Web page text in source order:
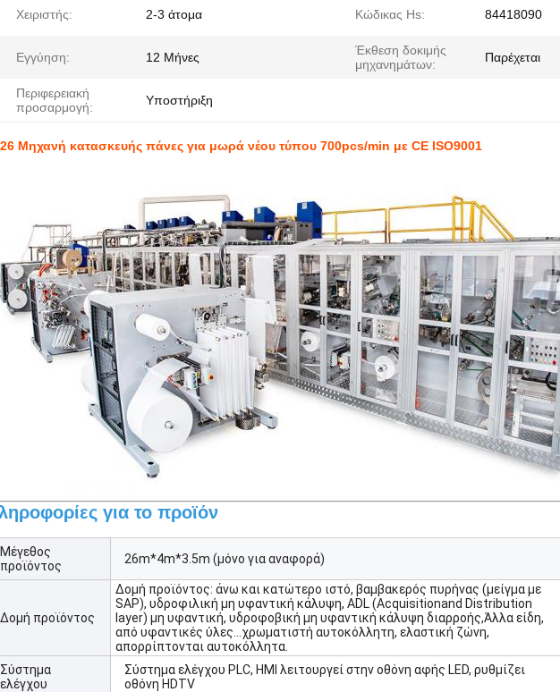
Χειριστής: 2-3 άτομα Κώδικας Hs: 84418090
Εγγύηση: 12 Μήνες
Έκθεση δοκιμής
μηχανημάτων:
Παρέχεται
Περιφερειακή
προσαρμογή:
Υποστήριξη
Μηχανή κατασκευής πάνες για μωρά νέου τύπου 700pcs/min με CE ISO9001
για το προϊόν
Μέγεθος
προϊόντος
26m*4m*3.5m (μόνο για αναφορά)
Δομή προϊόντος
Δομή προϊόντος: άνω και κατώτερο ιστό, βαμβακερός πυρήνας (μείγμα με
SAP), υδροφιλική μη υφαντική κάλυψη, ADL (Acquisitionand Distribution
layer) μη υφαντική, υδροφοβική μη υφαντική κάλυψη διαρροής,Άλλα είδη,
από υφαντικές ύλες...χρωματιστή αυτοκόλλητη, ελαστική ζώνη,
απορρίπτονται αυτοκόλλητα.
Σύστημα
ελέγχου
Σύστημα ελέγχου PLC, HMI λειτουργεί στην οθόνη αφής LED, ρυθμίζει
οθόνη HDTV